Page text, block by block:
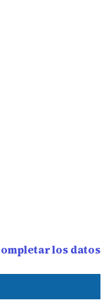
los datos